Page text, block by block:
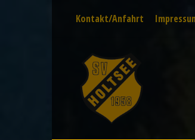
Kontakt/Anfahrt